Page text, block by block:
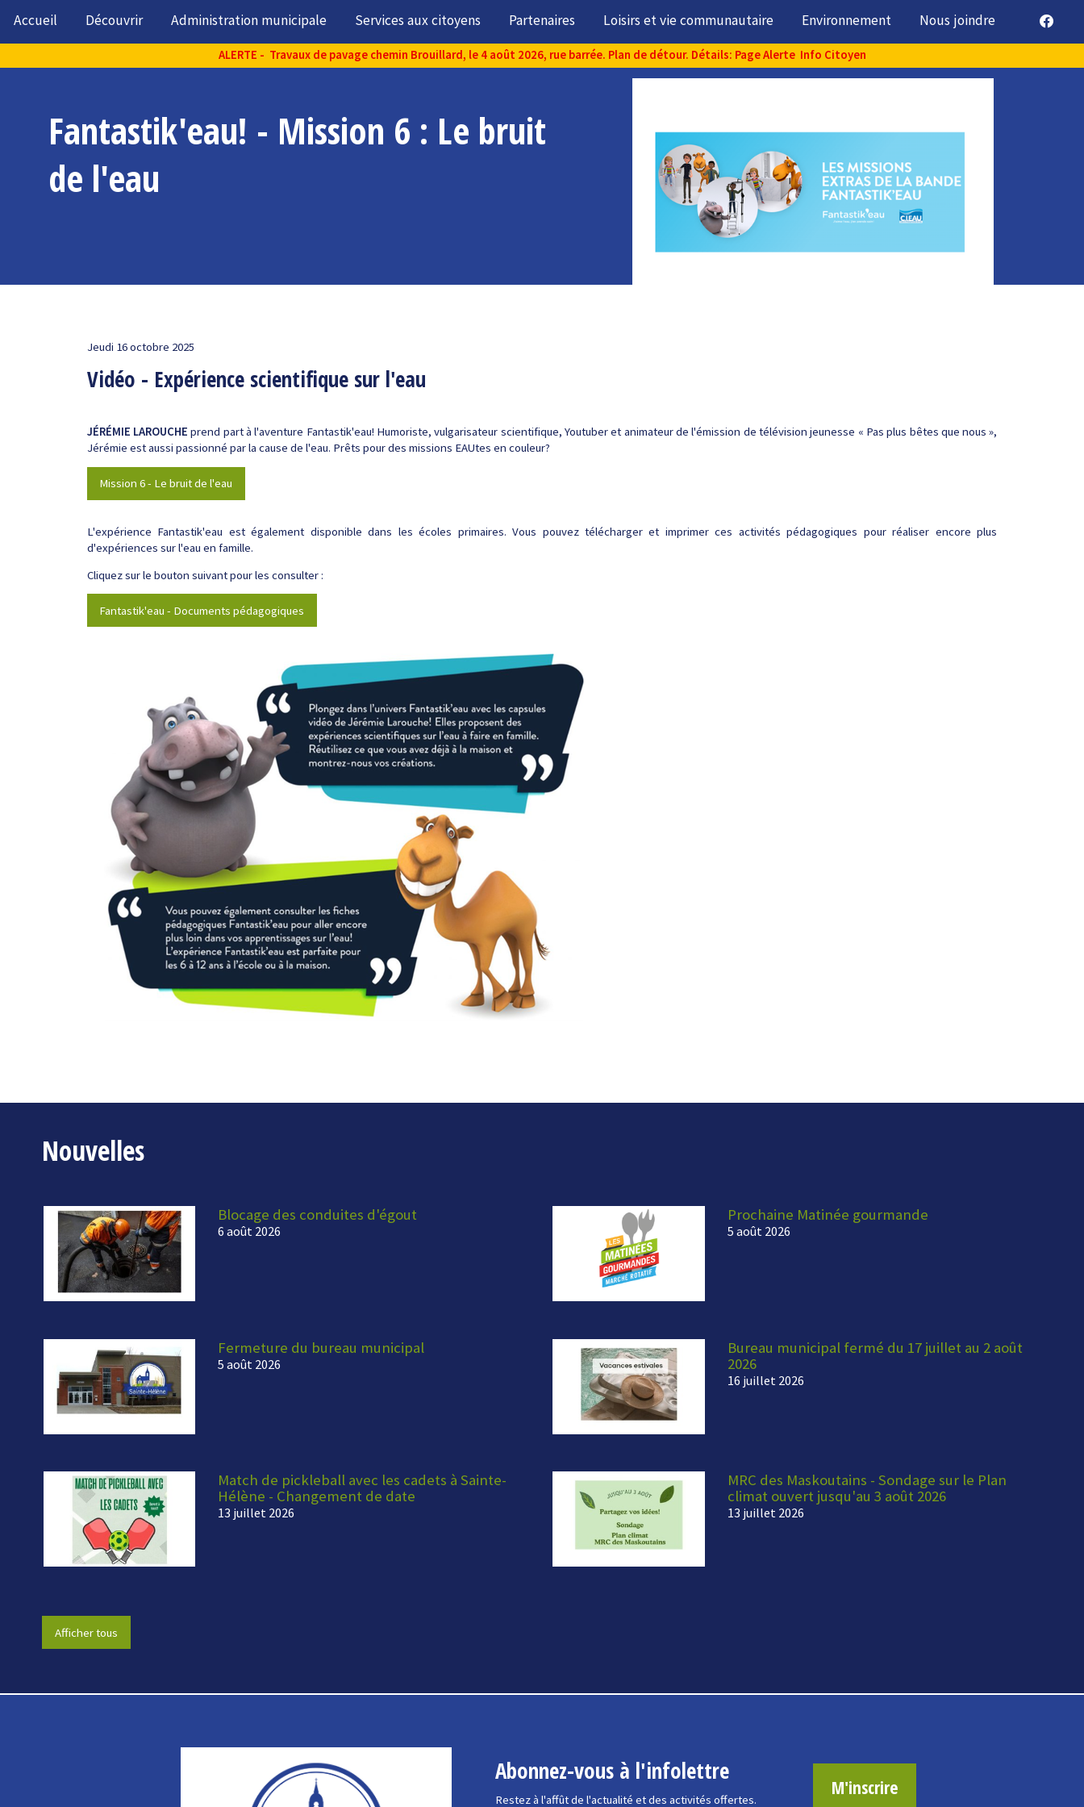
Accueil Découvrir Administration municipale Services aux citoyens Partenaires Loisirs et vie communautaire Environnement Nous joindre
ALERTE - Travaux de pavage chemin Brouillard, le 4 août 2026, rue barrée. Plan de détour. Détails: Page Alerte Info Citoyen
Fantastik'eau! - Mission 6 : Le bruit
de l'eau
Jeudi 16 octobre 2025
Vidéo - Expérience scientifique sur l'eau
JÉRÉMIE LAROUCHE prend part à l'aventure Fantastik'eau! Humoriste, vulgarisateur scientifique, Youtuber et animateur de l'émission de télévision jeunesse « Pas plus bêtes que nous »,
Jérémie est aussi passionné par la cause de l'eau. Prêts pour des missions EAUtes en couleur?
Mission 6 - Le bruit de l'eau
L'expérience Fantastik'eau est également disponible dans les écoles primaires. Vous pouvez télécharger et imprimer ces activités pédagogiques pour réaliser encore plus
d'expériences sur l'eau en famille.
Cliquez sur le bouton suivant pour les consulter :
Fantastik'eau - Documents pédagogiques
Nouvelles
Blocage des conduites d'égout
6 août 2026
Prochaine Matinée gourmande
5 août 2026
Fermeture du bureau municipal
5 août 2026
Bureau municipal fermé du 17 juillet au 2 août
2026
16 juillet 2026
Match de pickleball avec les cadets à Sainte-
Hélène - Changement de date
13 juillet 2026
MRC des Maskoutains - Sondage sur le Plan
climat ouvert jusqu'au 3 août 2026
13 juillet 2026
Afficher tous
Abonnez-vous à l'infolettre
Restez à l'affût de l'actualité et des activités offertes.
M'inscrire